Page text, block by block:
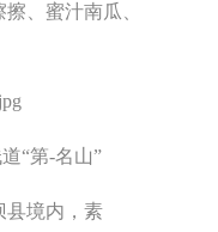
、蜜汁南瓜、
“第-名山”
县境内，素